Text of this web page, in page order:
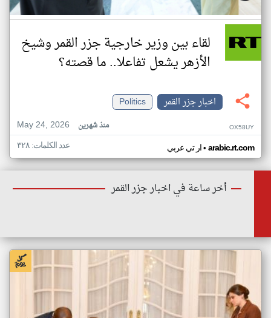
لقاء بين وزير خارجية جزر القمر وشيخ
الأزهر يشعل تفاعلا.. ما قصته؟
اخبار جزر القمر
Politics
May 24, 2026
منذ شهرين OX58UY
ار تي عربي• arabic.rt.com عدد الكلمات: ٣٢٨
أخر ساعة في اخبار جزر القمر